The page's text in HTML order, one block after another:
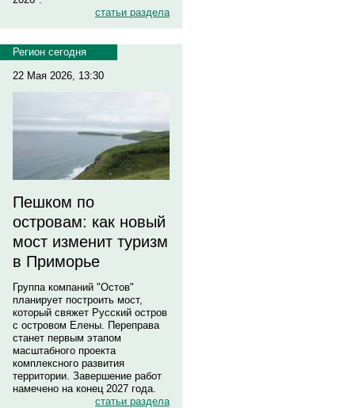
статьи раздела
Регион сегодня
22 Мая 2026, 13:30
Пешком по
островам: как новый
мост изменит туризм
в Приморье
Группа компаний "Остов"
планирует построить мост,
который свяжет Русский остров
с островом Елены. Переправа
станет первым этапом
масштабного проекта
комплексного развития
территории. Завершение работ
намечено на конец 2027 года.
статьи раздела